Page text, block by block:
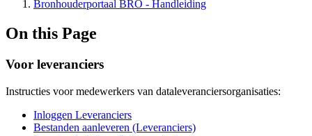
Bronhouderportaal BRO - Handleiding
On this Page
Voor leveranciers
Instructies voor medewerkers van dataleveranciersorganisaties:
Inloggen Leveranciers
Bestanden aanleveren (Leveranciers)